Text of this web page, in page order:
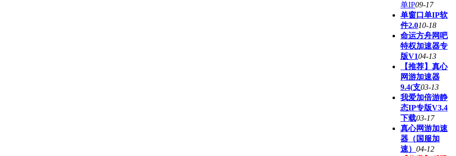
单IP09-17
单窗口单IP软
件2.010-18
命运方舟网吧
特权加速器专
版V104-13
【推荐】真心
网游加速器
9.4(支03-13
我爱加倍游静
态IP专版V3.4
下载03-17
真心网游加速
器（国服加
速） 04-12